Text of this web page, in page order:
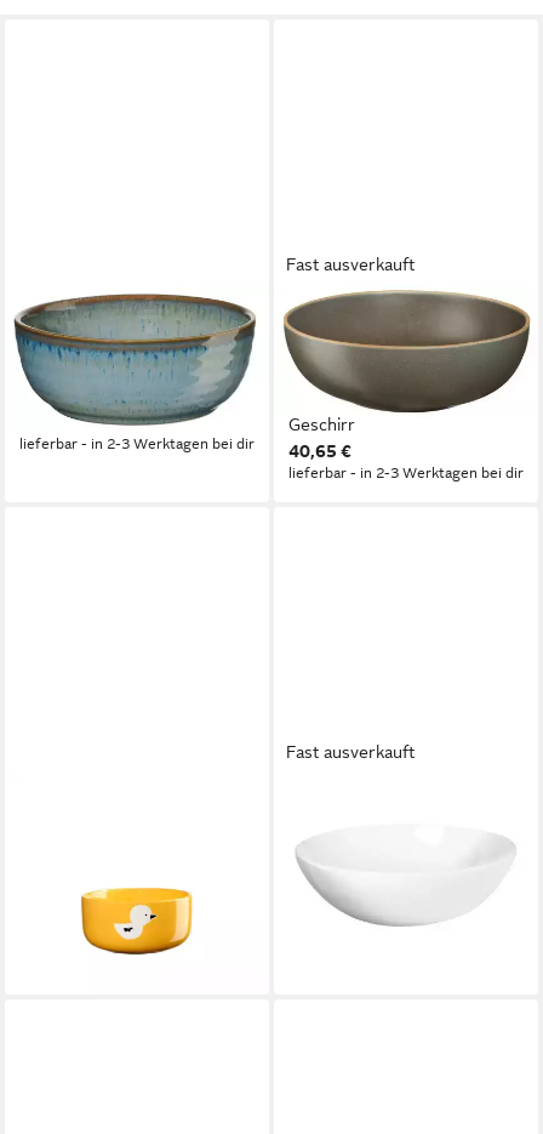
ASA SELECTION
Schale poké Fusion Bowl
tamari 14,5cm, Steinzeug,
(Bowls), Geschirr
ab 17,13 €
lieferbar - in 2-3 Werktagen bei dir
Fast ausverkauft
ASA SELECTION
Schale Saisons Salatschale
beluga 29,5 cm, Steinzeug,
(Schüsseln & Schalen),
Geschirr
40,65 €
lieferbar - in 2-3 Werktagen bei dir
UVP 11,90 €
Fast ausverkauft
Fine Bone China, (Schüsseln
& Schalen), Geschirr
ab 13,90 €
lieferbar - in 2-3 Werktagen bei dir